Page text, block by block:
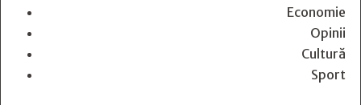
Economie
Opinii
Cultură
Sport